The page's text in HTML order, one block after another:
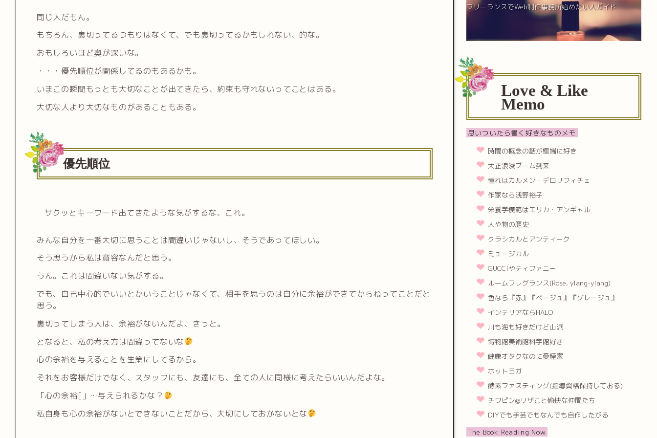
同じ人だもん。
もちろん、裏切ってるつもりはなくて、でも裏切ってるかもしれない、的な。
おもしろいほど奥が深いな。
・・・優先順位が関係してるのもあるかも。
いまこの瞬間もっとも大切なことが出てきたら、約束も守れないってことはある。
大切な人より大切なものがあることもある。
優先順位
サクッとキーワード出てきたような気がするな、これ。
みんな自分を一番大切に思うことは間違いじゃないし、そうであってほしい。
そう思うから私は寛容なんだと思う。
うん。これは間違いない気がする。
でも、自己中心的でいいとかいうことじゃなくて、相手を思うのは自分に余裕ができてからねってことだと
思う。
裏切ってしまう人は、余裕がないんだよ、きっと。
となると、私の考え方は間違ってないな
心の余裕を与えることを生業にしてるから。
それをお客様だけでなく、スタッフにも、友達にも、全ての人に同様に考えたらいいんだよな。
「心の余裕[」…与えられるかな？
私自身も心の余裕がないとできないことだから、大切にしておかないとな
フリーランスでWeb制作事務所始めたい人ガイド
Love & Like
Memo
思いついたら書く好きなものメモ
時間の概念の話が極端に好き
大正浪漫ブーム到来
憧れはカルメン・デロリフィチェ
作家なら浅野裕子
栄養学模範はエリカ・アンギャル
人や物の歴史
クラシカルとアンティーク
ミュージカル
GUCCIやティファニー
ルームフレグランス(Rose, ylang-ylang)
色なら『赤』『ベージュ』『グレージュ』
インテリアならHALO
川も海も好きだけど山派
博物館美術館科学館好き
健康オタクなのに愛煙家
ホットヨガ
酵素ファスティング(指導資格保持しておる)
チワピン@リザこと愉快な仲間たち
DIYでも手芸でもなんでも自作したがる
The Book Reading Now